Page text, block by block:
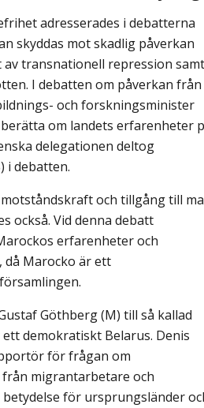
adresserades i debatterna
skyddas mot skadlig påverkan
av transnationell repression samt
I debatten om påverkan från
och forskningsminister
om landets erfarenheter
delegationen deltog
i debatten.
och tillgång till
också. Vid denna debatt
erfarenheter och
då Marocko är ett
Göthberg (M) till så kallad
demokratiskt Belarus. Denis
för frågan om
migrantarbetare och
för ursprungsländer